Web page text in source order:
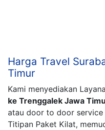
Harga Travel
Timur
Kami menyediakan
ke Trenggalek Jawa
atau door to door
Titipan Paket Kilat,